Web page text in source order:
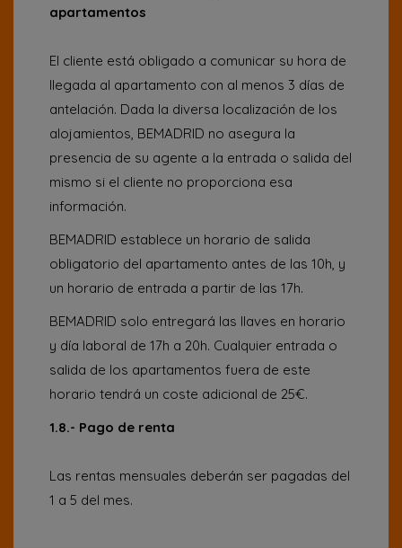
apartamentos
El cliente está obligado a comunicar su hora de
llegada al apartamento con al menos 3 días de
antelación. Dada la diversa localización de los
alojamientos, BEMADRID no asegura la
presencia de su agente a la entrada o salida del
mismo si el cliente no proporciona esa
información.
BEMADRID establece un horario de salida
obligatorio del apartamento antes de las 10h, y
un horario de entrada a partir de las 17h.
BEMADRID solo entregará las llaves en horario
y día laboral de 17h a 20h. Cualquier entrada o
salida de los apartamentos fuera de este
horario tendrá un coste adicional de 25€.
1.8.- Pago de renta
Las rentas mensuales deberán ser pagadas del
1 a 5 del mes.